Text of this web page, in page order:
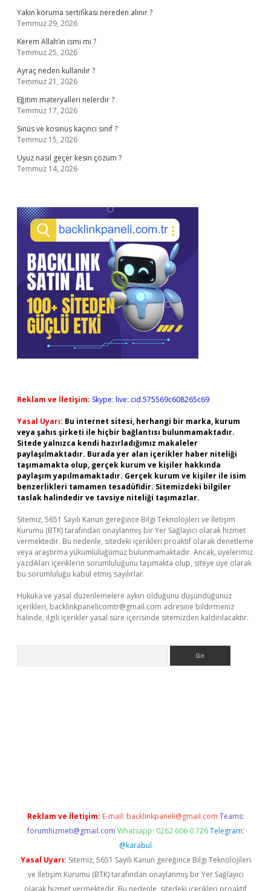
Yakın koruma sertifikası nereden alınır ?
Temmuz 29, 2026
Kerem Allah’ın ismi mi ?
Temmuz 25, 2026
Ayraç neden kullanılır ?
Temmuz 21, 2026
Eğitim materyalleri nelerdir ?
Temmuz 17, 2026
Sinüs ve kosinüs kaçıncı sınıf ?
Temmuz 15, 2026
Uyuz nasıl geçer kesin çözüm ?
Temmuz 14, 2026
Reklam ve İletişim: Skype: live:.cid.575569c608265c69
Yasal Uyarı: Bu internet sitesi, herhangi bir marka, kurum
veya şahıs şirketi ile hiçbir bağlantısı bulunmamaktadır.
Sitede yalnızca kendi hazırladığımız makaleler
paylaşılmaktadır. Burada yer alan içerikler haber niteliği
taşımamakta olup, gerçek kurum ve kişiler hakkında
paylaşım yapılmamaktadır. Gerçek kurum ve kişiler ile isim
benzerlikleri tamamen tesadüfidir. Sitemizdeki bilgiler
taslak halindedir ve tavsiye niteliği taşımazlar.
Sitemiz, 5651 Sayılı Kanun gereğince Bilgi Teknolojileri ve İletişim
Kurumu (BTK) tarafından onaylanmış bir Yer Sağlayıcı olarak hizmet
vermektedir. Bu nedenle, sitedeki içerikleri proaktif olarak denetleme
veya araştırma yükümlülüğümüz bulunmamaktadır. Ancak, üyelerimiz
yazdıkları içeriklerin sorumluluğunu taşımakta olup, siteye üye olarak
bu sorumluluğu kabul etmiş sayılırlar.
Hukuka ve yasal düzenlemelere aykırı olduğunu düşündüğünüz
içerikleri, backlinkpanelicomtr@gmail.com adresine bildirmeniz
halinde, ilgili içerikler yasal süre içerisinde sitemizden kaldırılacaktır.
Reklam ve İletişim: E-mail: backlinkpaneli@gmail.com Teams:
forumhizmeti@gmail.com Whatsapp: 0262 606 0 726 Telegram:
@karabul
Yasal Uyarı: Sitemiz, 5651 Sayılı Kanun gereğince Bilgi Teknolojileri
ve İletişim Kurumu (BTK) tarafından onaylanmış bir Yer Sağlayıcı
olarak hizmet vermektedir. Bu nedenle, sitedeki içerikleri proaktif